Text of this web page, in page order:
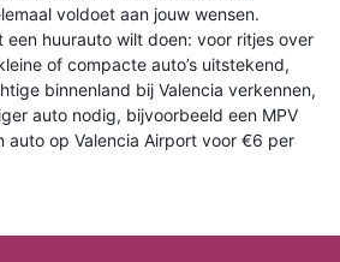
voldoet aan jouw wensen.
een huurauto wilt doen: voor ritjes over
of compacte auto’s uitstekend,
binnenland bij Valencia verkennen,
auto nodig, bijvoorbeeld een MPV
auto op Valencia Airport voor €6 per